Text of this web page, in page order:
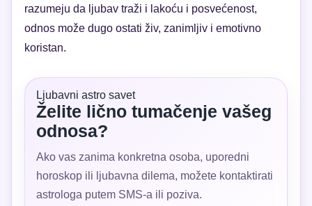
razumeju da ljubav traži i lakoću i posvećenost,
odnos može dugo ostati živ, zanimljiv i emotivno
koristan.
Ljubavni astro savet
Želite lično tumačenje vašeg
odnosa?
Ako vas zanima konkretna osoba, uporedni
horoskop ili ljubavna dilema, možete kontaktirati
astrologa putem SMS-a ili poziva.